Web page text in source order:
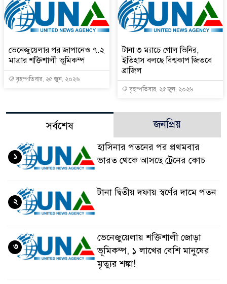
ভেনেজুয়েলার পর জাপানেও ৭.২
মাত্রার শক্তিশালী ভূমিকম্প
বৃহস্পতিবার, ২৫ জুন, ২০২৬
টানা ৩ ম্যাচে গোল ভিনির,
ইতিহাস বলছে বিশ্বকাপ জিতবে
ব্রাজিল
বৃহস্পতিবার, ২৫ জুন, ২০২৬
সর্বশেষ জনপ্রিয়
হাসিনার পতনের পর প্রথমবার
ভারত থেকে আসছে ট্রেনের কোচ
১
টানা দ্বিতীয় দফায় স্বর্ণের দামে পতন
২
ভেনেজুয়েলায় শক্তিশালী জোড়া
ভূমিকম্প, ১ লাখের বেশি মানুষের
মৃত্যুর শঙ্কা!
৩